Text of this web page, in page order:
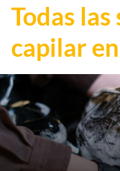
Todas las
capilar